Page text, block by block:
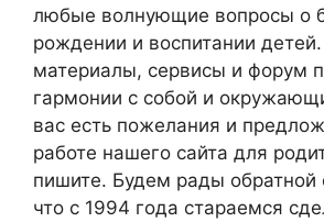
любые волнующие вопросы о
рождении и воспитании
материалы, сервисы и форум
гармонии с собой и
вас есть пожелания и
работе нашего сайта для
пишите. Будем рады обратной
что c 1994 года стараемся